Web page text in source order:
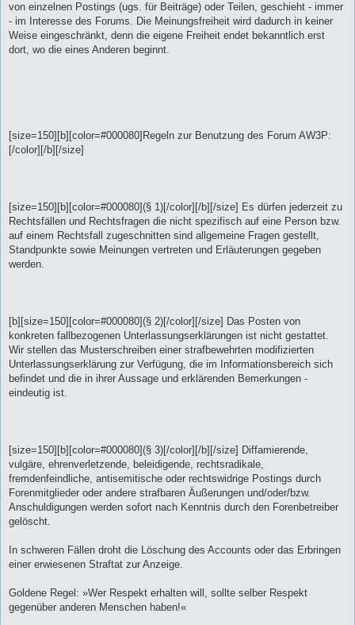
von einzelnen Postings (ugs. für Beiträge) oder Teilen, geschieht - immer
- im Interesse des Forums. Die Meinungsfreiheit wird dadurch in keiner
Weise eingeschränkt, denn die eigene Freiheit endet bekanntlich erst
dort, wo die eines Anderen beginnt.
[size=150][b][color=#000080]Regeln zur Benutzung des Forum AW3P:
[/color][/b][/size]
[size=150][b][color=#000080](§ 1)[/color][/b][/size] Es dürfen jederzeit zu
Rechtsfällen und Rechtsfragen die nicht spezifisch auf eine Person bzw.
auf einem Rechtsfall zugeschnitten sind allgemeine Fragen gestellt,
Standpunkte sowie Meinungen vertreten und Erläuterungen gegeben
werden.
[b][size=150][color=#000080](§ 2)[/color][/size] Das Posten von
konkreten fallbezogenen Unterlassungserklärungen ist nicht gestattet.
Wir stellen das Musterschreiben einer strafbewehrten modifizierten
Unterlassungserklärung zur Verfügung, die im Informationsbereich sich
befindet und die in ihrer Aussage und erklärenden Bemerkungen -
eindeutig ist.
[size=150][b][color=#000080](§ 3)[/color][/b][/size] Diffamierende,
vulgäre, ehrenverletzende, beleidigende, rechtsradikale,
fremdenfeindliche, antisemitische oder rechtswidrige Postings durch
Forenmitglieder oder andere strafbaren Äußerungen und/oder/bzw.
Anschuldigungen werden sofort nach Kenntnis durch den Forenbetreiber
gelöscht.
In schweren Fällen droht die Löschung des Accounts oder das Erbringen
einer erwiesenen Straftat zur Anzeige.
Goldene Regel: »Wer Respekt erhalten will, sollte selber Respekt
gegenüber anderen Menschen haben!«